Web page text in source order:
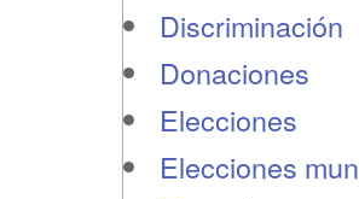
Discriminación
Donaciones
Elecciones
Elecciones